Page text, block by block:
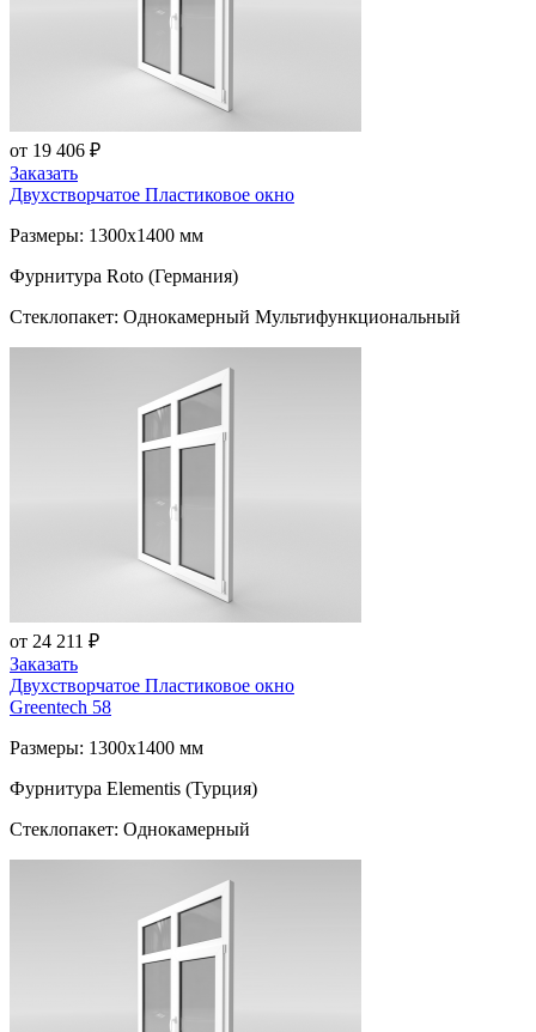
от 19 406 ₽
Заказать
Двухстворчатое Пластиковое окно
Размеры: 1300x1400 мм
Фурнитура Roto (Германия)
Стеклопакет: Однокамерный Мультифункциональный
от 24 211 ₽
Заказать
Двухстворчатое Пластиковое окно
Greentech 58
Размеры: 1300x1400 мм
Фурнитура Elementis (Турция)
Стеклопакет: Однокамерный